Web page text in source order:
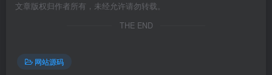
文章版权归作者所有，未经允许请勿转载。
THE END
网站源码